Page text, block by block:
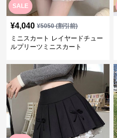
SALE
¥4,040 ¥5050(割引前)
ミニスカート レイヤードチュー
ルプリーツミニスカート